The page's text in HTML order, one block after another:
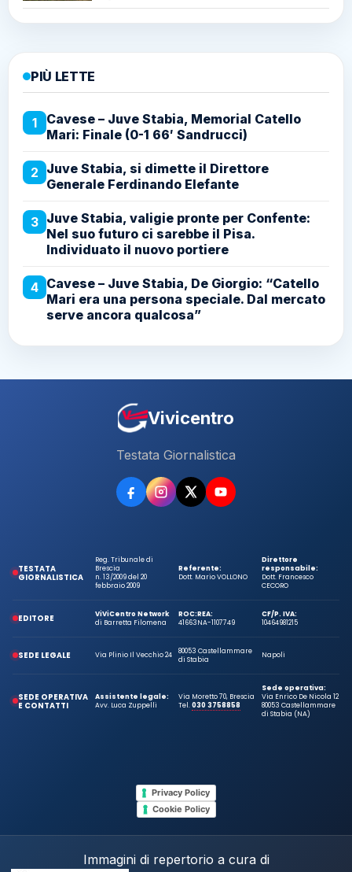
PIÙ LETTE
1
Cavese – Juve Stabia, Memorial Catello
Mari: Finale (0-1 66′ Sandrucci)
2 Juve Stabia, si dimette il Direttore
Generale Ferdinando Elefante
3 Juve Stabia, valigie pronte per Confente:
Nel suo futuro ci sarebbe il Pisa.
Individuato il nuovo portiere
4 Cavese – Juve Stabia, De Giorgio: “Catello
Mari era una persona speciale. Dal mercato
serve ancora qualcosa”
Vivicentro
Testata Giornalistica
TESTATA
GIORNALISTICA
Reg. Tribunale di
Brescia
n. 13/2009 del 20
febbraio 2009
Referente:
Dott. Mario VOLLONO
Direttore
responsabile:
Dott. Francesco
CECORO
EDITORE
ViViCentro Network
di Barretta Filomena
ROC:
41663
REA:
NA-1107749
CF/P. IVA:
10464981215
SEDE LEGALE Via Plinio Il Vecchio 24
80053 Castellammare
di Stabia
Napoli
SEDE OPERATIVA
E CONTATTI
Assistente legale:
Avv. Luca Zuppelli
Via Moretto 70, Brescia
Tel.030 3758858
Sede operativa:
Via Enrico De Nicola 12
80053 Castellammare
di Stabia (NA)
Privacy Policy
Cookie Policy
Immagini di repertorio a cura di